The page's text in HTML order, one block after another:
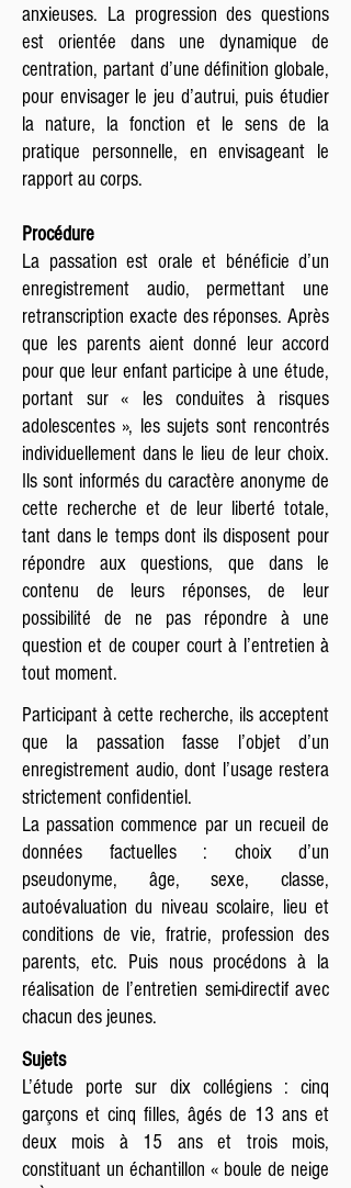
anxieuses. La progression des questions
est orientée dans une dynamique de
centration, partant d’une définition globale,
pour envisager le jeu d’autrui, puis étudier
la nature, la fonction et le sens de la
pratique personnelle, en envisageant le
rapport au corps.
Procédure
La passation est orale et bénéficie d’un
enregistrement audio, permettant une
retranscription exacte des réponses. Après
que les parents aient donné leur accord
pour que leur enfant participe à une étude,
portant sur « les conduites à risques
adolescentes », les sujets sont rencontrés
individuellement dans le lieu de leur choix.
Ils sont informés du caractère anonyme de
cette recherche et de leur liberté totale,
tant dans le temps dont ils disposent pour
répondre aux questions, que dans le
contenu de leurs réponses, de leur
possibilité de ne pas répondre à une
question et de couper court à l’entretien à
tout moment.
Participant à cette recherche, ils acceptent
que la passation fasse l’objet d’un
enregistrement audio, dont l’usage restera
strictement confidentiel.
La passation commence par un recueil de
données factuelles : choix d’un
pseudonyme, âge, sexe, classe,
autoévaluation du niveau scolaire, lieu et
conditions de vie, fratrie, profession des
parents, etc. Puis nous procédons à la
réalisation de l’entretien semi-directif avec
chacun des jeunes.
Sujets
L’étude porte sur dix collégiens : cinq
garçons et cinq filles, âgés de 13 ans et
deux mois à 15 ans et trois mois,
constituant un échantillon « boule de neige